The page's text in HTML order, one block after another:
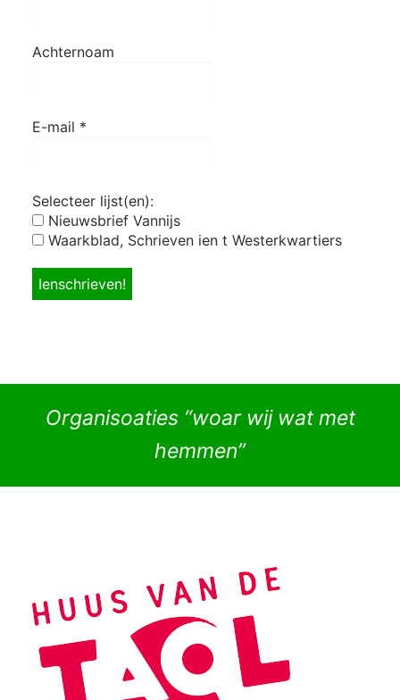
Achternoam
E-mail *
Selecteer lijst(en):
Nieuwsbrief Vannijs
Waarkblad, Schrieven ien t Westerkwartiers
Organisoaties “woar wij wat met
hemmen”